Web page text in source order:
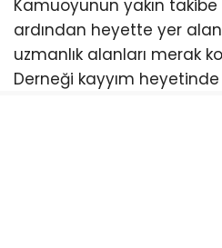
Kamuoyunun yakın takibe
ardından heyette yer
uzmanlık alanları merak
Derneği kayyım